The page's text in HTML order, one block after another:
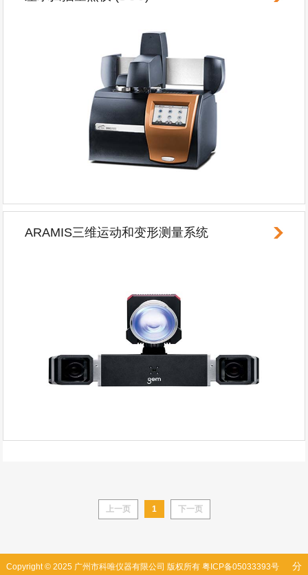
ARAMIS三维运动和变形测量系统
上一页 1 下一页
Copyright © 2025 广州市科唯仪器有限公司 版权所有 粤ICP备05033393号 分